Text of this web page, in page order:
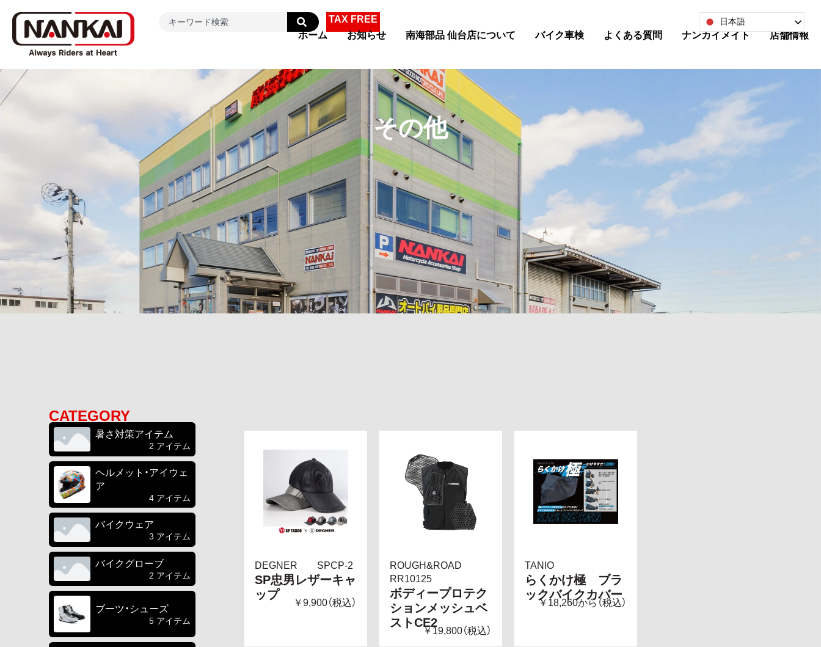
TAX FREE 日本語
ホーム お知らせ 南海部品 仙台店について バイク車検 よくある質問 ナンカイメイト 店舗情報
その他
DEGNER SPCP-2
SP忠男レザーキャ
ップ
￥9,900（税込）
ROUGH&ROAD
RR10125
ボディープロテク
ションメッシュベ
ストCE2
￥19,800（税込）
TANIO
らくかけ極 ブラ
ックバイクカバー
￥18,260から（税込）
CATEGORY
暑さ対策アイテム
2 アイテム
ヘルメット・アイウェ
ア
4 アイテム
バイクウェア
3 アイテム
バイクグローブ
2 アイテム
ブーツ・シューズ
5 アイテム